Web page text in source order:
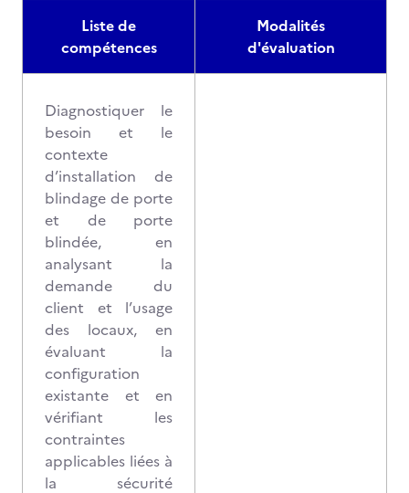
Liste de
compétences
Modalités
d'évaluation
Diagnostiquer le
besoin et le
contexte
d’installation de
blindage de porte
et de porte
blindée, en
analysant la
demande du
client et l’usage
des locaux, en
évaluant la
configuration
existante et en
vérifiant les
contraintes
applicables liées à
la sécurité